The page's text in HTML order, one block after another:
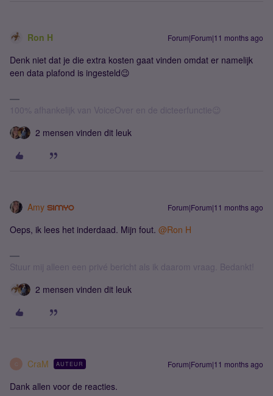
Ron H Forum|Forum|11 months ago
Denk niet dat je die extra kosten gaat vinden omdat er namelijk
een data plafond is ingesteld😉
100% afhankelijk van VoiceOver en de dicteerfunctie😉
2 mensen vinden dit leuk
Amy Forum|Forum|11 months ago
Oeps, ik lees het inderdaad. Mijn fout. ​ @Ron H
Stuur mij alleen een privé bericht als ik daarom vraag. Bedankt!
2 mensen vinden dit leuk
CraM AUTEUR Forum|Forum|11 months ago
Dank allen voor de reacties.